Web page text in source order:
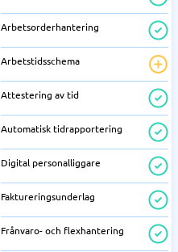
Arbetsorderhantering
Arbetstidsschema
Attestering av tid
Automatisk tidrapportering
Digital personalliggare
Faktureringsunderlag
Frånvaro- och flexhantering